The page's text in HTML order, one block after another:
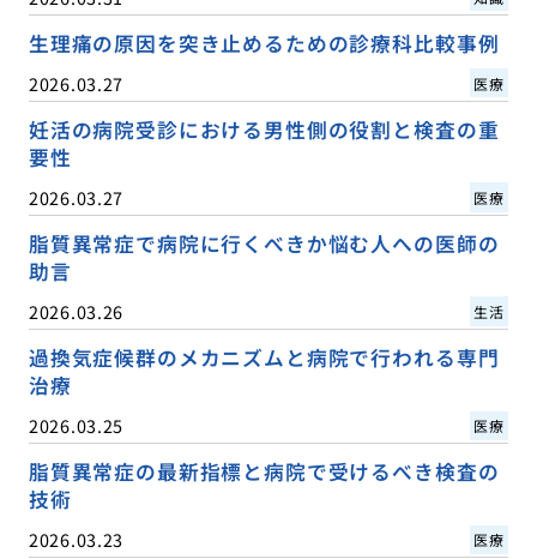
生理痛の原因を突き止めるための診療科比較事例
2026.03.27 医療
妊活の病院受診における男性側の役割と検査の重
要性
2026.03.27 医療
脂質異常症で病院に行くべきか悩む人への医師の
助言
2026.03.26 生活
過換気症候群のメカニズムと病院で行われる専門
治療
2026.03.25 医療
脂質異常症の最新指標と病院で受けるべき検査の
技術
2026.03.23 医療